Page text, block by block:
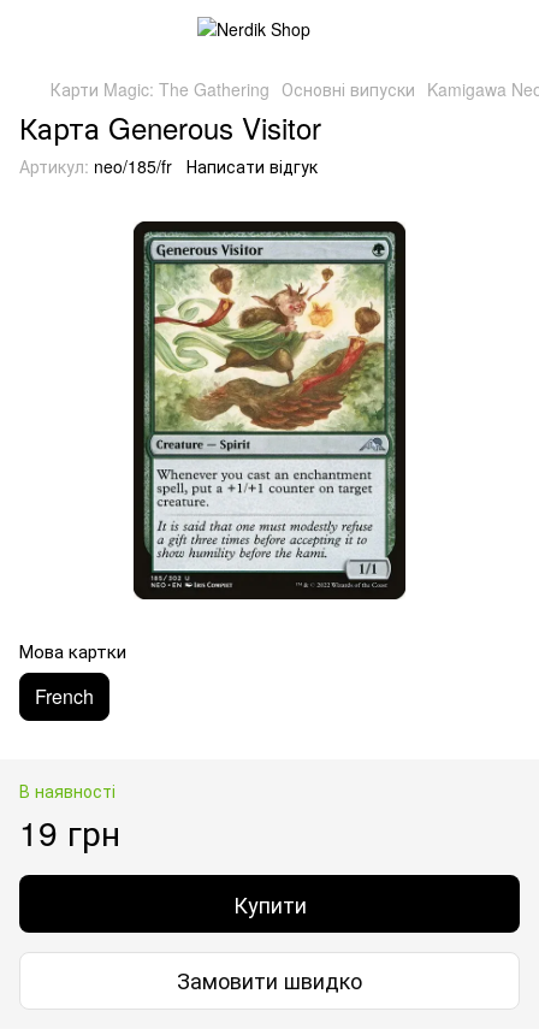
Карти Magic: The Gathering Основні випуски Kamigawa
Карта Generous Visitor
Артикул: neo/185/fr Написати відгук
Мова картки
French
В наявності
19 грн
Купити
Замовити швидко